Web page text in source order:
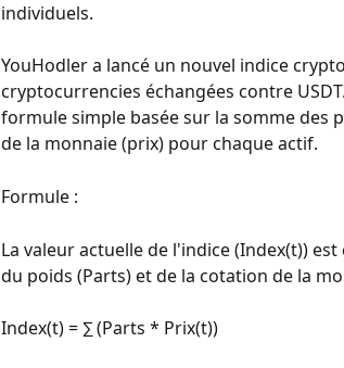
individuels.
YouHodler a lancé un nouvel indice
cryptocurrencies échangées contre
formule simple basée sur la somme des
de la monnaie (prix) pour chaque actif.
Formule :
La valeur actuelle de l'indice (Index(t))
du poids (Parts) et de la cotation de la
Index(t) = ∑ (Parts * Prix(t))